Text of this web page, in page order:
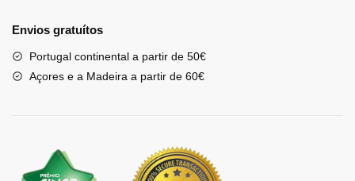
Envios gratuítos
Portugal continental a partir de 50€
Açores e a Madeira a partir de 60€